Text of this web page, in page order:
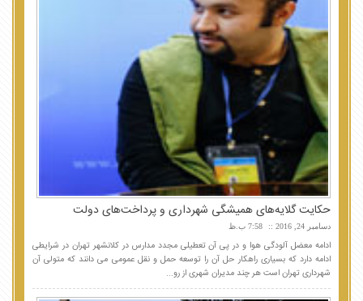
حکایت گلایه‌های همیشگی شهرداری و پرداخت‌های دولت
دسامبر 24, 2016 7:58 ب.ظ
ادامه معضل آلودگی هوا و در پی آن تعطیلی مجدد مدارس در کلانشهر تهران در شرایطی
ادامه دارد که بسیاری راهکار حل آن را توسعه حمل و نقل عمومی می دانند که متولی آن
شهرداری تهران است هر چند مدیران شهری از رو...